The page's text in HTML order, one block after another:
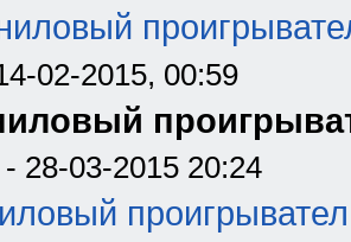
02-2015, 00:59
- 28-03-2015 20:24